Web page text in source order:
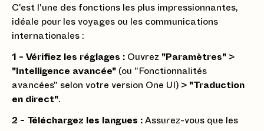
C'est l'une des fonctions les plus impressionnantes,
idéale pour les voyages ou les communications
internationales :
1 - Vérifiez les réglages : Ouvrez "Paramètres" >
"Intelligence avancée" (ou "Fonctionnalités
avancées" selon votre version One UI) > "Traduction
en direct".
2 - Téléchargez les langues : Assurez-vous que les